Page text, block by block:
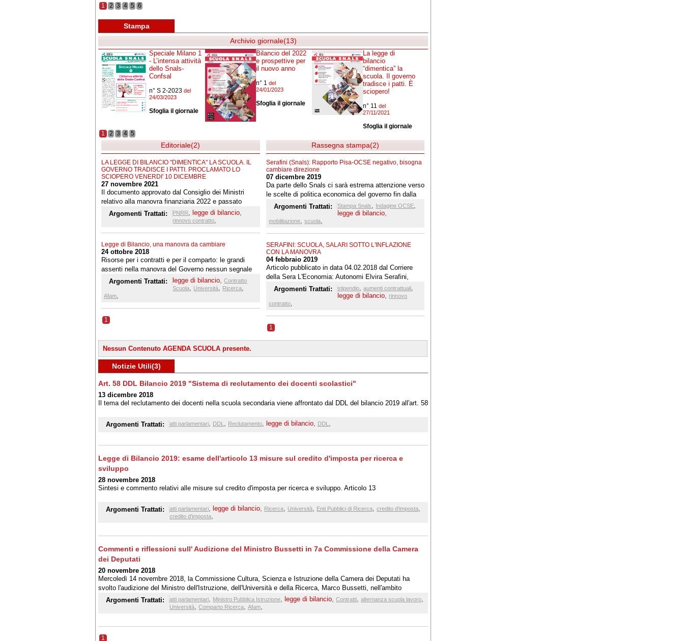
1 2 3 4 5 6
Stampa
Archivio giornale(13)
Speciale Milano 1
- L’intensa attività
dello Snals-
Confsal
n° S 2-2023 del
24/03/2023
Sfoglia il giornale
Bilancio del 2022
e prospettive per
il nuovo anno
n° 1 del
24/01/2023
Sfoglia il giornale
La legge di
bilancio
“dimentica” la
scuola. Il governo
tradisce i patti. È
sciopero!
n° 11 del
27/11/2021
Sfoglia il giornale
1
2 3 4 5
Editoriale(2)
LA LEGGE DI BILANCIO "DIMENTICA" LA SCUOLA. IL
GOVERNO TRADISCE I PATTI. PROCLAMATO LO
SCIOPERO VENERDI' 10 DICEMBRE
27 novembre 2021
Il documento approvato dal Consiglio dei Ministri
relativo alla manovra finanziaria 2022 e passato
all’esame del Senato, sia pure non ancora nella
versione definitiva, confligge con i tanti proclami a
aspettative della categoria che attendeva
miglioramenti circa le risorse finanziarie per il rinnovo
del CCNL e interventi normativi in grado di sostenere
le riforme strutturali che saranno realizzate con il
PNRR.
Argomenti Trattati: PNRR, legge di bilancio,
rinnovo contratto,
Legge di Bilancio, una manovra da cambiare
24 ottobre 2018
Risorse per i contratti e per il comparto: le grandi
assenti nella manovra del Governo nessun segnale
per Scuola, Università, Ricerca e Afam
Argomenti Trattati: legge di bilancio,Contratto
Scuola, Università, Ricerca,
Afam,
1
Rassegna stampa(2)
Serafini (Snals): Rapporto Pisa-OCSE negativo, bisogna
cambiare direzione
07 dicembre 2019
Da parte dello Snals ci sarà estrema attenzione verso
le scelte di politica economica del governo fin dalla
prossima legge di bilancio e avvieremo una
campagna di mobilitazione nazionale sulle
emergenze strutturali e professionali della scuola
Argomenti Trattati: Stampa Snals, Indagine OCSE,
legge di bilancio,
mobilitazione,scuola,
SERAFINI: SCUOLA, SALARI SOTTO L'INFLAZIONE
CON LA MANOVRA
04 febbraio 2019
Articolo pubblicato in data 04.02.2018 dal Corriere
della Sera L'Economia: Autonomi Elvira Serafini,
segretario nazionale Snals: «L’allineamento degli
stipendi dei docenti italiani all'Eurozona? Un'illusione»
Argomenti Trattati: stipendio,aumenti contrattuali,
legge di bilancio, rinnovo
contratto,
1
Nessun Contenuto AGENDA SCUOLA presente.
Notizie Utili(3)
Art. 58 DDL Bilancio 2019 "Sistema di reclutamento dei docenti scolastici"
13 dicembre 2018
Il tema del reclutamento dei docenti nella scuola secondaria viene affrontato dal DDL del bilancio 2019 all'art. 58
Argomenti Trattati: atti parlamentari, DDL , Reclutamento, legge di bilancio, DDL ,
Legge di Bilancio 2019: esame dell'articolo 13 misure sul credito d'imposta per ricerca e
sviluppo
28 novembre 2018
Sintesi e commento relativi alle misure sul credito d'imposta per ricerca e sviluppo. Articolo 13
Argomenti Trattati: atti parlamentari, legge di bilancio, Ricerca, Università, Enti Pubblici di Ricerca, credito d'imposta,
credito d'imposta,
Commenti e riflessioni sull' Audizione del Ministro Bussetti in 7a Commissione della Camera
dei Deputati
20 novembre 2018
Mercoledì 14 novembre 2018, la Commissione Cultura, Scienza e Istruzione della Camera dei Deputati ha
svolto l'audizione del Ministro dell'Istruzione, dell'Università e della Ricerca, Marco Bussetti, nell'ambito
dell'esame in sede consultiva del disegno di legge di bilancio 2019. Si allega trascrizione dell'intervento
Argomenti Trattati: atti parlamentari, Ministro Pubblica Istruzione, legge di bilancio, Contratti, alternanza scuola lavoro,
Università, Comparto Ricerca, Afam,
1